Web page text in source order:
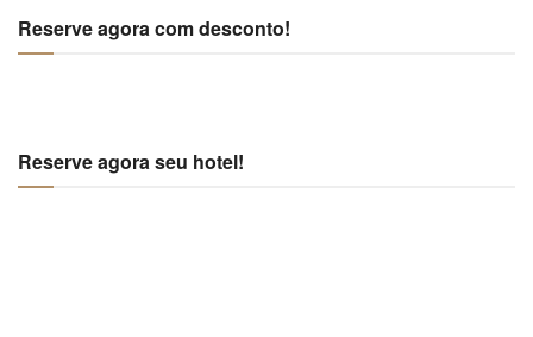
Reserve agora com desconto!
Reserve agora seu hotel!